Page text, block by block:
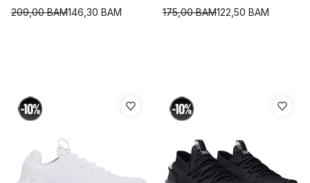
146,30 BAM
209,00BAM 122,50 BAM
175,00BAM